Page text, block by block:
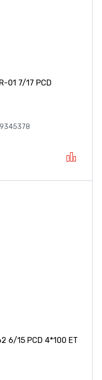
01 7/17 PCD
6/15 PCD 4*100 ET